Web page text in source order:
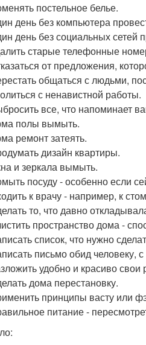
постельное белье.
день без компьютера
день без социальных сетей
старые телефонные
от предложения,
общаться с людьми,
с ненавистной работы.
все, что напоминает
полы вымыть.
ремонт затеять.
дизайн квартиры.
и зеркала вымыть.
посуду - особенно если
к врачу - например, к
то, что давно
пространство дома -
список, что нужно
письмо обид человеку,
удобно и красиво свои
дома перестановку.
принципы васту или
питание -